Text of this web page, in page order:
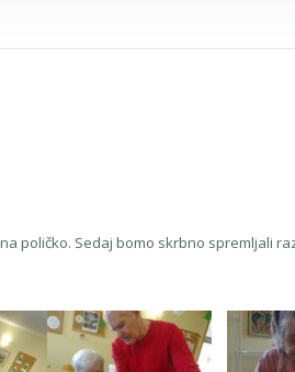
poličko. Sedaj bomo skrbno spremljali